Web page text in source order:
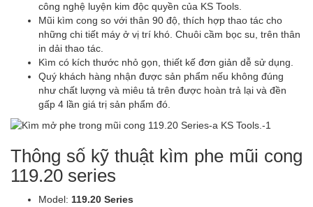
công nghệ luyện kim độc quyền của KS Tools.
Mũi kìm cong so với thân 90 độ, thích hợp thao tác cho
những chi tiết máy ở vị trí khó. Chuôi cầm bọc su, trên thân
in dải thao tác.
Kìm có kích thước nhỏ gọn, thiết kế đơn giản dễ sử dụng.
Quý khách hàng nhận được sản phẩm nếu không đúng
như chất lượng và miêu tả trên được hoàn trả lại và đền
gấp 4 lần giá trị sản phẩm đó.
Thông số kỹ thuật kìm phe mũi cong
119.20 series
Model: 119.20 Series